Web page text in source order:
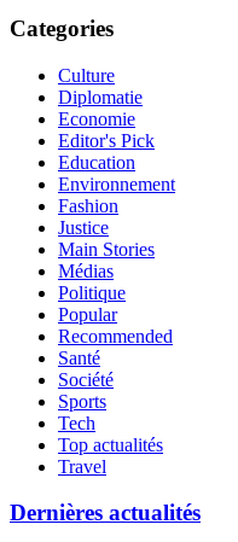
Categories
Culture
Diplomatie
Economie
Editor's Pick
Education
Environnement
Fashion
Justice
Main Stories
Médias
Politique
Popular
Recommended
Santé
Société
Sports
Tech
Top actualités
Travel
Dernières actualités